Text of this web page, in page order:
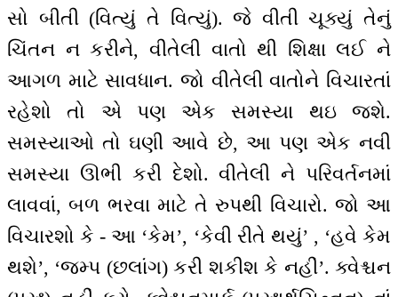
સો બીતી (વિત્યું તે વિત્યું). જે વીતી ચૂક્યું તેનું
ચિંતન ન કરીને, વીતેલી વાતો થી શિક્ષા લઈ ને
આગળ માટે સાવધાન. જો વીતેલી વાતોને વિચારતાં
રહેશો તો એ પણ એક સમસ્યા થઇ જશે.
સમસ્યાઓ તો ઘણી આવે છે, આ પણ એક નવી
સમસ્યા ઊભી કરી દેશો. વીતેલી ને પરિવર્તનમાં
લાવવાં, બળ ભરવા માટે તે રુપથી વિચારો. જો આ
વિચારશો કે - આ ‘કેમ’, ‘કેવી રીતે થયું’ , ‘હવે કેમ
થશે’, ‘જમ્પ (છલાંગ) કરી શકીશ કે નહીં’. ક્વેશ્ચન